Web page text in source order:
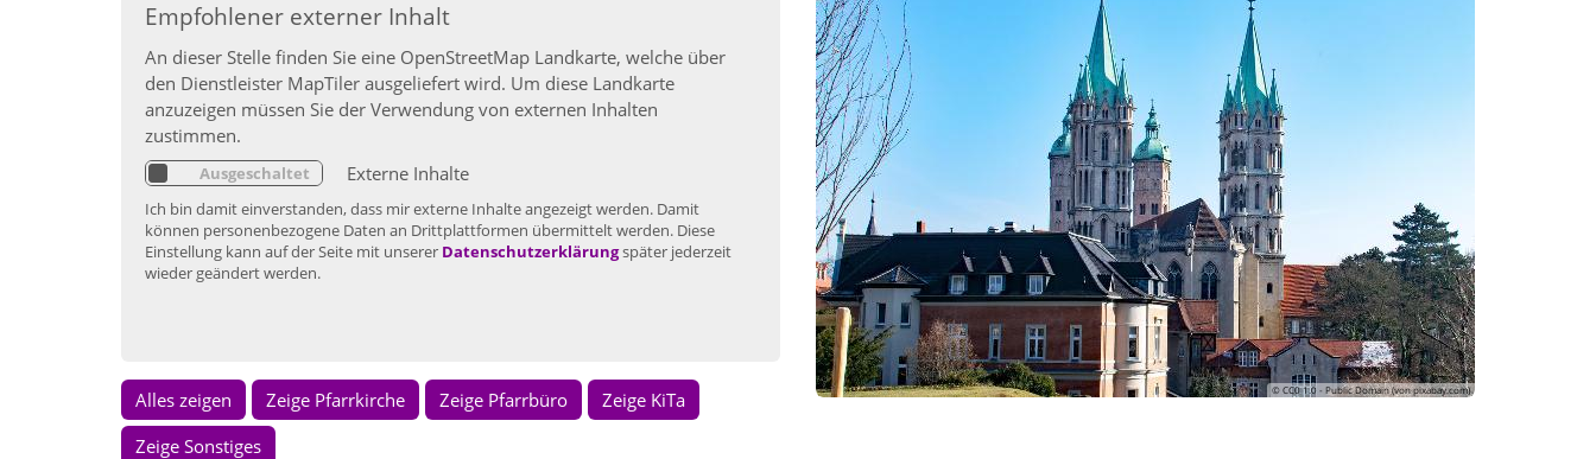
Empfohlener externer Inhalt
An dieser Stelle finden Sie eine OpenStreetMap Landkarte, welche über
den Dienstleister MapTiler ausgeliefert wird. Um diese Landkarte
anzuzeigen müssen Sie der Verwendung von externen Inhalten
zustimmen.
Externe Inhalte
Ich bin damit einverstanden, dass mir externe Inhalte angezeigt werden. Damit
können personenbezogene Daten an Drittplattformen übermittelt werden. Diese
Einstellung kann auf der Seite mit unserer Datenschutzerklärungspäter jederzeit
wieder geändert werden.
Alles zeigen Zeige Pfarrkirche Zeige Pfarrbüro
Zeige KiTa
Zeige Sonstiges
© CC0 1.0 - Public Domain (von pixabay.com)